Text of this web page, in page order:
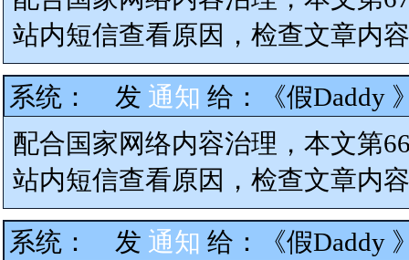
站内短信查看原因，检查文章内
系统： 发 通知 给：
《假
配合国家网络内容治理，本文第
站内短信查看原因，检查文章内
系统： 发 通知 给：
《假